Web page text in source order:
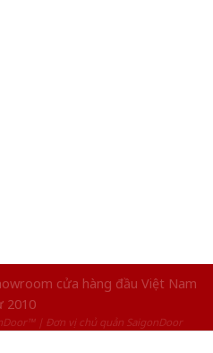
cửa hàng đầu Việt Nam
2010
| Đơn vị chủ quản SaigonDoor